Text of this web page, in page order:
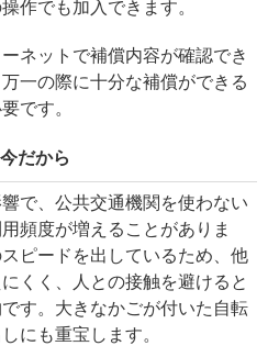
作でも加入できます。
ネットで補償内容が確認でき
一の際に十分な補償ができる
です。
だから
で、公共交通機関を使わない
頻度が増えることがありま
ピードを出しているため、他
くく、人との接触を避けると
す。大きなかごが付いた自転
にも重宝します。